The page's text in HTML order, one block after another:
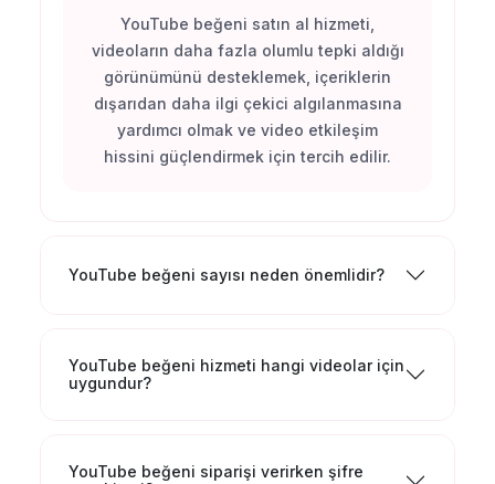
YouTube beğeni satın al hizmeti,
videoların daha fazla olumlu tepki aldığı
görünümünü desteklemek, içeriklerin
dışarıdan daha ilgi çekici algılanmasına
yardımcı olmak ve video etkileşim
hissini güçlendirmek için tercih edilir.
YouTube beğeni sayısı neden önemlidir?
YouTube beğeni hizmeti hangi videolar için
uygundur?
YouTube beğeni siparişi verirken şifre